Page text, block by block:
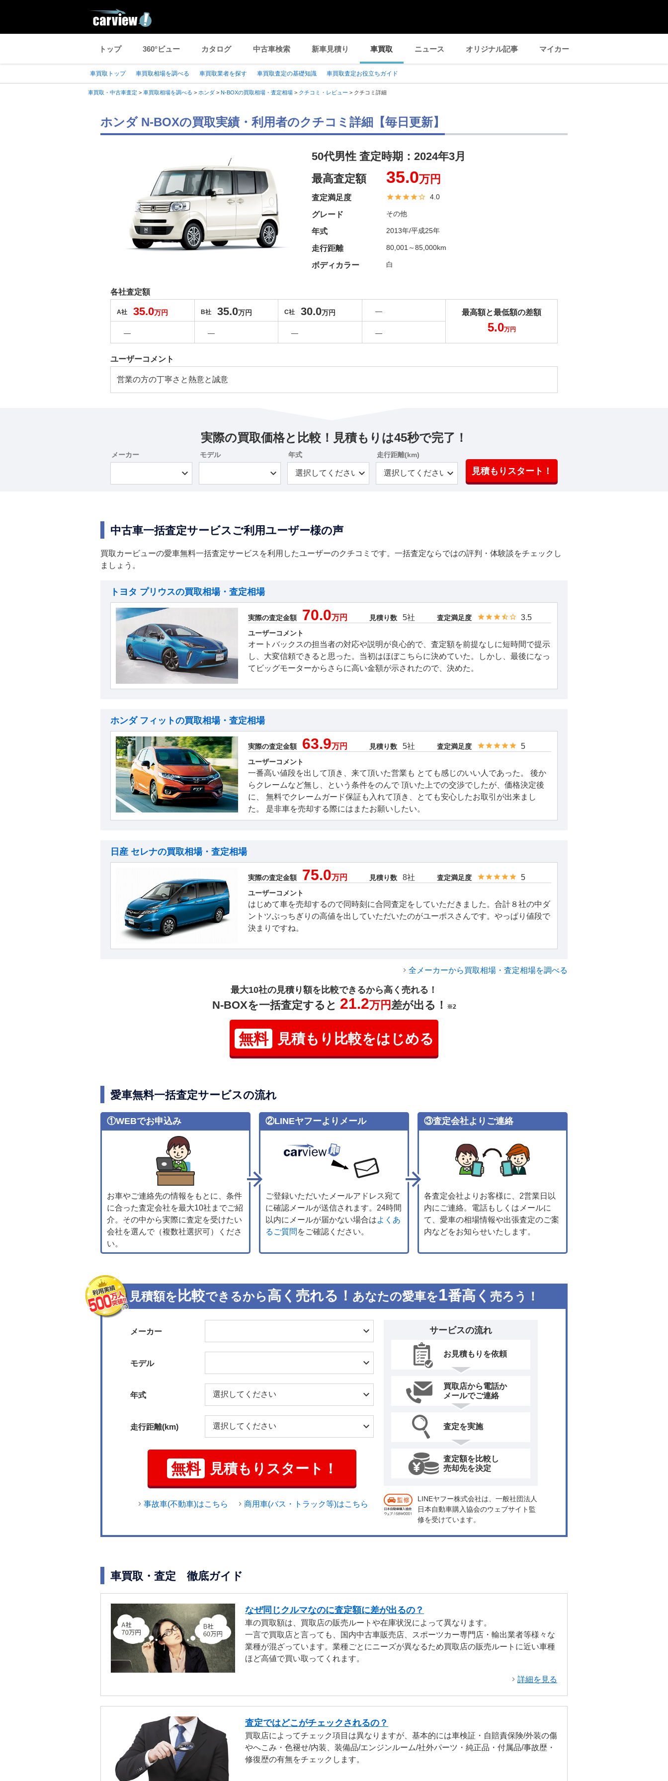
トップ 360°ビュー カタログ 中古車検索 新車見積り 車買取 ニュース オリジナル記事 マイカー
車買取トップ 車買取相場を調べる 車買取業者を探す 車買取査定の基礎知識 車買取査定お役立ちガイド
車買取・中古車査定 > 車買取相場を調べる > ホンダ > N-BOXの買取相場・査定相場 > クチコミ・レビュー > クチコミ詳細
ホンダ N-BOXの買取実績・利用者のクチコミ詳細【毎日更新】
50代男性 査定時期： 2024年3月
最高査定額
35.0万円
査定満足度 4.0
グレード その他
年式 2013年/平成25年
走行距離 80,001～85,000km
ボディカラー 白
各社査定額
A社 35.0万円 B社 35.0万円 C社 30.0万円 ―
― ― ― ―
最高額と最低額の差額
5.0万円
ユーザーコメント
営業の方の丁寧さと熱意と誠意
実際の買取価格と比較！見積もりは45秒で完了！
メーカー モデル 年式 走行距離(km)
見積もりスタート！
中古車一括査定サービスご利用ユーザー様の声
買取カービューの愛車無料一括査定サービスを利用したユーザーのクチコミです。一括査定ならではの評判・体験談をチェックし
ましょう。
トヨタ プリウスの買取相場・査定相場
実際の査定金額 70.0万円 見積り数 5社 査定満足度 3.5
ユーザーコメント
オートバックスの担当者の対応や説明が良心的で、査定額を前提なしに短時間で提示
し、大変信頼できると思った。当初はほぼこちらに決めていた。しかし、最後になっ
てビッグモーターからさらに高い金額が示されたので、決めた。
ホンダ フィットの買取相場・査定相場
実際の査定金額 63.9万円 見積り数 5社 査定満足度 5
ユーザーコメント
一番高い値段を出して頂き、来て頂いた営業も とても感じのいい人であった。 後か
らクレームなど無し、という条件をのんで 頂いた上での交渉でしたが、価格決定後
に、 無料でクレームガード保証も入れて頂き、とても安心したお取引が出来まし
た。 是非車を売却する際にはまたお願いしたい。
日産 セレナの買取相場・査定相場
実際の査定金額 75.0万円 見積り数 8社 査定満足度 5
ユーザーコメント
はじめて車を売却するので同時刻に合同査定をしていただきました。合計８社の中ダ
ントツぶっちぎりの高値を出していただいたのがユーポスさんです。やっぱり値段で
決まりですね。
全メーカーから買取相場・査定相場を調べる
最大10社の見積り額を比較できるから高く売れる！
N-BOXを一括査定すると 21.2万円差が出る！ ※2
無料 見積もり比較をはじめる
愛車無料一括査定サービスの流れ
①WEBでお申込み
お車やご連絡先の情報をもとに、条件
に合った査定会社を最大10社までご紹
介。その中から実際に査定を受けたい
会社を選んで（複数社選択可）くださ
い。
②LINEヤフーよりメール
ご登録いただいたメールアドレス宛て
に確認メールが送信されます。24時間
以内にメールが届かない場合はよくあ
るご質問 をご確認ください。
③査定会社よりご連絡
各査定会社よりお客様に、2営業日以
内にご連絡。電話もしくはメールに
て、愛車の相場情報や出張査定のご案
内などをお知らせいたします。
見積額を 比較できるから高く売れる！ あなたの愛車を1番高く 売ろう！
メーカー
モデル
年式
走行距離(km)
無料 見積もりスタート！
事故車(不動車)はこちら 商用車(バス・トラック等)はこちら
サービスの流れ
お見積もりを依頼
買取店から電話か
メールでご連絡
査定を実施
査定額を比較し
売却先を決定
LINEヤフー株式会社は、一般社団法人
日本自動車購入協会のウェブサイト監
修を受けています。
車買取・査定 徹底ガイド
なぜ同じクルマなのに査定額に差が出るの？
車の買取額は、買取店の販売ルートや在庫状況によって異なります。
一言で買取店と言っても、国内中古車販売店、スポーツカー専門店・輸出業者等様々な
業種が混ざっています。業種ごとにニーズが異なるため買取店の販売ルートに近い車種
ほど高値で買い取ってくれます。
詳細を見る
査定ではどこがチェックされるの？
買取店によってチェック項目は異なりますが、基本的には車検証・自賠責保険/外装の傷
やへこみ・色褪せ/内装、装備品/エンジンルーム/社外パーツ・純正品・付属品/事故歴・
修復歴の有無をチェックします。